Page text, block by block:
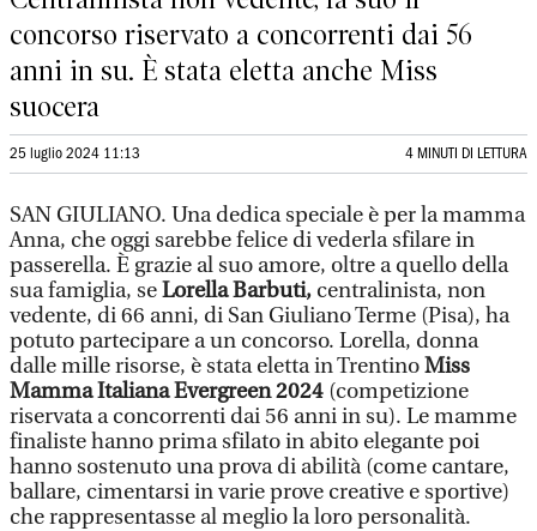
concorso riservato a concorrenti dai 56
anni in su. È stata eletta anche Miss
suocera
25 luglio 2024 11:13 4 MINUTI DI LETTURA
SAN GIULIANO. Una dedica speciale è per la mamma
Anna, che oggi sarebbe felice di vederla sfilare in
passerella. È grazie al suo amore, oltre a quello della
sua famiglia, seLorella Barbuti, centralinista, non
vedente, di 66 anni, di San Giuliano Terme (Pisa), ha
potuto partecipare a un concorso. Lorella, donna
dalle mille risorse, è stata eletta in TrentinoMiss
Mamma Italiana Evergreen 2024 (competizione
riservata a concorrenti dai 56 anni in su). Le mamme
finaliste hanno prima sfilato in abito elegante poi
hanno sostenuto una prova di abilità (come cantare,
ballare, cimentarsi in varie prove creative e sportive)
che rappresentasse al meglio la loro personalità.